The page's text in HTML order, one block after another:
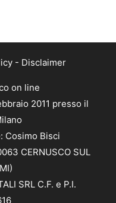
- Disclaimer
on line
2011 presso il
Cosimo Bisci
CERNUSCO SUL
SRL C.F. e P.I.